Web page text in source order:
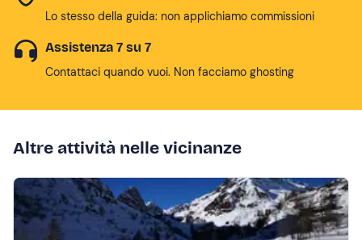
Lo stesso della guida: non applichiamo commissioni
Assistenza 7 su 7
Contattaci quando vuoi. Non facciamo ghosting
Altre attività nelle vicinanze